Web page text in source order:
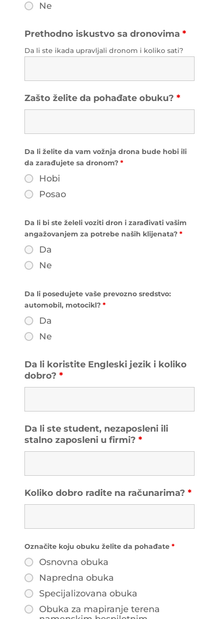
Ne
Prethodno iskustvo sa dronovima *
Da li ste ikada upravljali dronom i koliko sati?
Zašto želite da pohađate obuku? *
Da li želite da vam vožnja drona bude hobi ili
da zarađujete sa dronom? *
Hobi
Posao
Da li bi ste želeli voziti dron i zarađivati vašim
angažovanjem za potrebe naših klijenata? *
Da
Ne
Da li posedujete vaše prevozno sredstvo:
automobil, motocikl? *
Da
Ne
Da li koristite Engleski jezik i koliko
dobro? *
Da li ste student, nezaposleni ili
stalno zaposleni u firmi? *
Koliko dobro radite na računarima? *
Označite koju obuku želite da pohađate *
Osnovna obuka
Napredna obuka
Specijalizovana obuka
Obuka za mapiranje terena